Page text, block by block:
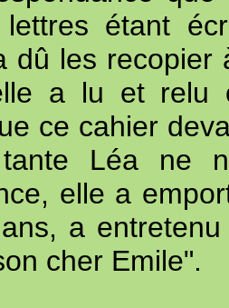
étant
dû les recopier
a lu et relu
ce cahier
Léa ne
elle a
a
cher Emile".